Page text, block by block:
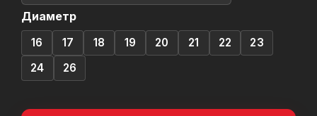
Диаметр
16 17 18 19 20 21 22
23
24
26